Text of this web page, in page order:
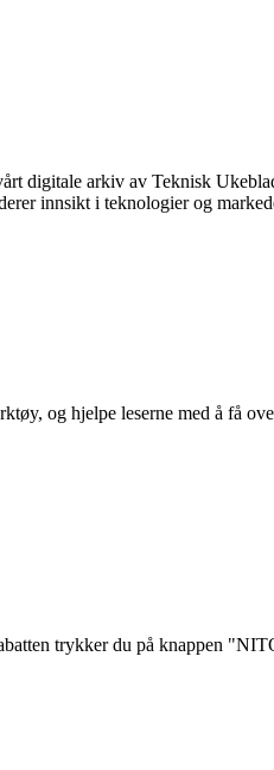
digitale arkiv av Teknisk
innsikt i teknologier og
og hjelpe leserne med å få
trykker du på knappen